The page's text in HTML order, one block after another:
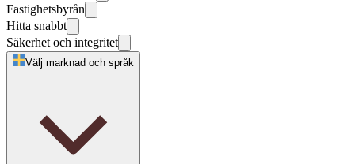
Fastighetsbyrån
Hitta snabbt
Säkerhet och integritet
Välj marknad och språk